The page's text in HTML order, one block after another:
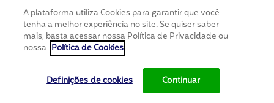
A plataforma utiliza Cookies para garantir que você
tenha a melhor experiência no site. Se quiser saber
mais, basta acessar nossa Política de Privacidade ou
nossa Política de Cookies
Definições de cookies Continuar